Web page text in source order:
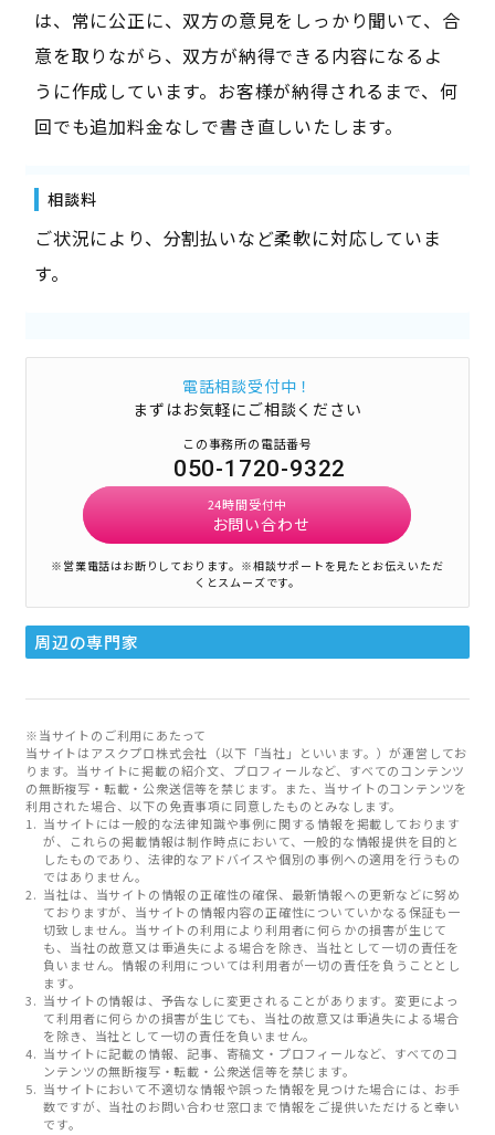
は、常に公正に、双方の意見をしっかり聞いて、合
意を取りながら、双方が納得できる内容になるよ
うに作成しています。お客様が納得されるまで、何
回でも追加料金なしで書き直しいたします。
相談料
ご状況により、分割払いなど柔軟に対応していま
す。
電話相談受付中！
まずはお気軽にご相談ください
この事務所の電話番号
050-1720-9322
24時間受付中
お問い合わせ
※営業電話はお断りしております。 ※相談サポートを見たとお伝えいただ
くとスムーズです。
周辺の専門家
※当サイトのご利用にあたって
当サイトはアスクプロ株式会社（以下「当社」といいます。）が運営してお
ります。当サイトに掲載の紹介文、プロフィールなど、すべてのコンテンツ
の無断複写・転載・公衆送信等を禁じます。また、当サイトのコンテンツを
利用された場合、以下の免責事項に同意したものとみなします。
当サイトには一般的な法律知識や事例に関する情報を掲載しております
が、これらの掲載情報は制作時点において、一般的な情報提供を目的と
したものであり、法律的なアドバイスや個別の事例への適用を行うもの
ではありません。
当社は、当サイトの情報の正確性の確保、最新情報への更新などに努め
ておりますが、当サイトの情報内容の正確性についていかなる保証も一
切致しません。当サイトの利用により利用者に何らかの損害が生じて
も、当社の故意又は重過失による場合を除き、当社として一切の責任を
負いません。情報の利用については利用者が一切の責任を負うこととし
ます。
当サイトの情報は、予告なしに変更されることがあります。変更によっ
て利用者に何らかの損害が生じても、当社の故意又は重過失による場合
を除き、当社として一切の責任を負いません。
当サイトに記載の情報、記事、寄稿文・プロフィールなど、すべてのコ
ンテンツの無断複写・転載・公衆送信等を禁じます。
当サイトにおいて不適切な情報や誤った情報を見つけた場合には、お手
数ですが、当社のお問い合わせ窓口まで情報をご提供いただけると幸い
です。